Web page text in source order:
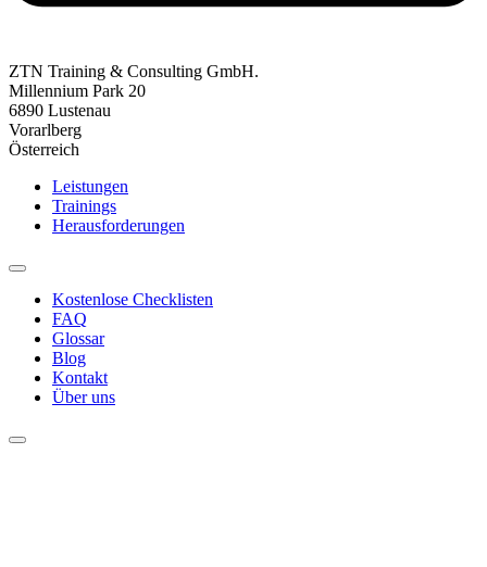
ZTN Training & Consulting GmbH.
Millennium Park 20
6890 Lustenau
Vorarlberg
Österreich
Leistungen
Trainings
Herausforderungen
Kostenlose Checklisten
FAQ
Glossar
Blog
Kontakt
Über uns